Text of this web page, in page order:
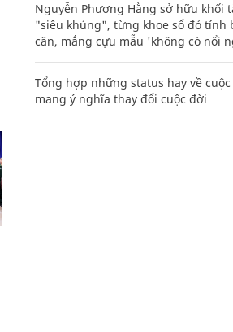
Nguyễn Phương Hằng sở hữu khối
"siêu khủng", từng khoe sổ đỏ tính
cân, mắng cựu mẫu 'không có nổi
Tổng hợp những status hay về cuộc
mang ý nghĩa thay đổi cuộc đời